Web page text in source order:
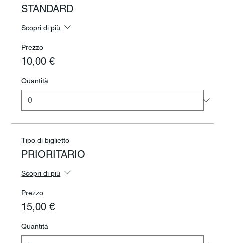
STANDARD
Scopri di più
Prezzo
10,00 €
Quantità
Tipo di biglietto
PRIORITARIO
Scopri di più
Prezzo
15,00 €
Quantità